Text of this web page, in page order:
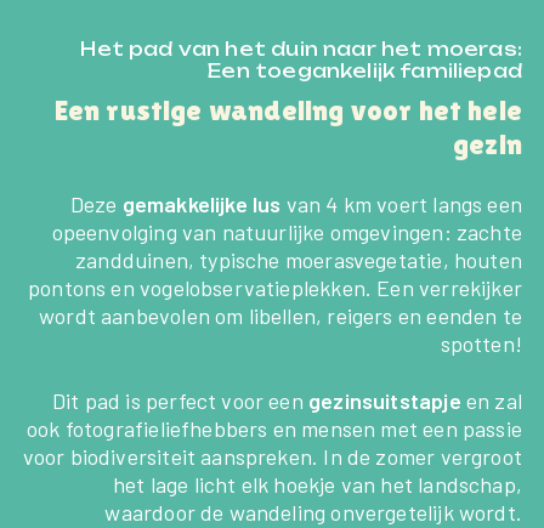
Het pad van het duin naar het moeras:
Een toegankelijk familiepad
Een rustige wandeling voor het hele
gezin
Deze gemakkelijke lus van 4 km voert langs een
opeenvolging van natuurlijke omgevingen: zachte
zandduinen, typische moerasvegetatie, houten
pontons en vogelobservatieplekken. Een verrekijker
wordt aanbevolen om libellen, reigers en eenden te
spotten!
Dit pad is perfect voor een gezinsuitstapje en zal
ook fotografieliefhebbers en mensen met een passie
voor biodiversiteit aanspreken. In de zomer vergroot
het lage licht elk hoekje van het landschap,
waardoor de wandeling onvergetelijk wordt.